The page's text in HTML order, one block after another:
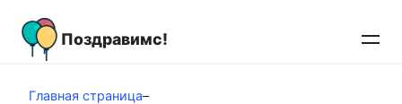
контенту
Поздравимс!
Главная страница–